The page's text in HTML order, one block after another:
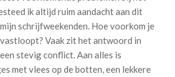
ik altijd ruim aandacht aan dit
schrijfweekenden. Hoe voorkom je
Vaak zit het antwoord in
stevig conflict. Aan alles is
met vlees op de botten, een lekkere